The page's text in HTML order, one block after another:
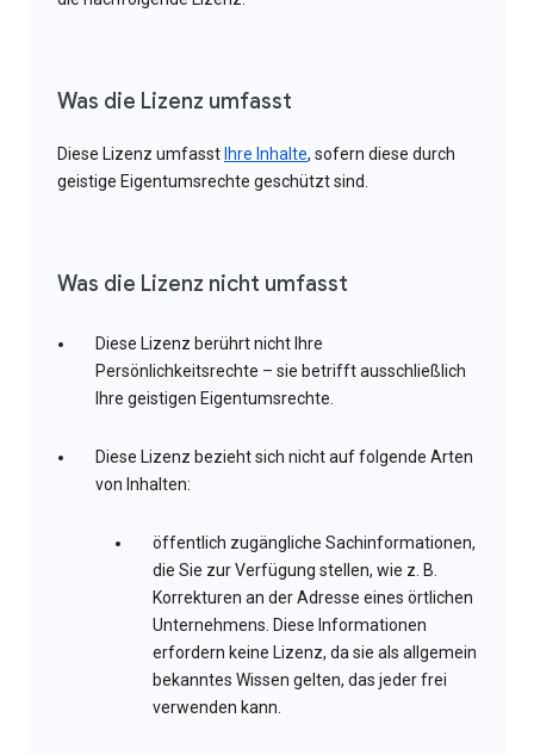
Was die Lizenz umfasst
Diese Lizenz umfasst Ihre Inhalte, sofern diese durch
geistige Eigentumsrechte geschützt sind.
Was die Lizenz nicht umfasst
Diese Lizenz berührt nicht Ihre
Persönlichkeitsrechte – sie betrifft ausschließlich
Ihre geistigen Eigentumsrechte.
Diese Lizenz bezieht sich nicht auf folgende Arten
von Inhalten:
öffentlich zugängliche Sachinformationen,
die Sie zur Verfügung stellen, wie z. B.
Korrekturen an der Adresse eines örtlichen
Unternehmens. Diese Informationen
erfordern keine Lizenz, da sie als allgemein
bekanntes Wissen gelten, das jeder frei
verwenden kann.